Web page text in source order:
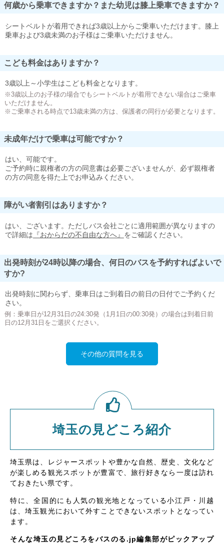
何歳から乗車できますか？また幼児は膝上乗車できますか？
シートベルトが着用できれば3歳以上からご乗車いただけます。膝上
乗車および3歳未満のお子様はご乗車いただけません。
こども料金はありますか？
3歳以上～小学生はこども料金となります。
※3歳以上のお子様の場合でもシートベルトが着用できない場合はご乗車
いただけません。
※ご乗車される時点で13歳未満の方は、保護者の同行が必要となります。
未成年だけで乗車は可能ですか？
はい、可能です。
ご予約時に親権者の方の同意書は必要ございませんが、必ず親権者
の方の同意を得た上でお申込みください。
障がい者割引はありますか？
はい、ございます。ただしバス会社ごとに適用範囲が異なりますの
で詳細は 『おからだの不自由な方へ』 をご確認ください。
出発時刻が24時以降の場合、何日のバスを予約すればよいで
すか?
出発時刻に関わらず、乗車日はご到着日の前日の日付でご予約くだ
さい。
例：乗車日が12月31日の24:30発（1月1日の00:30発）の場合は到着日前
日の12月31日をご選択ください。
その他の質問を見る
埼玉の見どころ紹介
埼玉県は、レジャースポットや豊かな自然、歴史、文化など
が楽しめる観光スポットが豊富で、旅行好きなら一度は訪れ
ておきたい県です。
特に、全国的にも人気の観光地となっている小江戸・川越
は、埼玉観光において外すことできないスポットとなってい
ます。
そんな埼玉の見どころをバスのる.jp編集部がピックアップ